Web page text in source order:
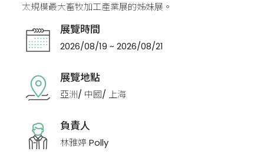
太規模最大畜牧加工產業展的姊妹展。
展覽時間
2026/08/19 ~ 2026/08/21
展覽地點
亞洲/ 中國/ 上海
負責人
林雅婷 Polly